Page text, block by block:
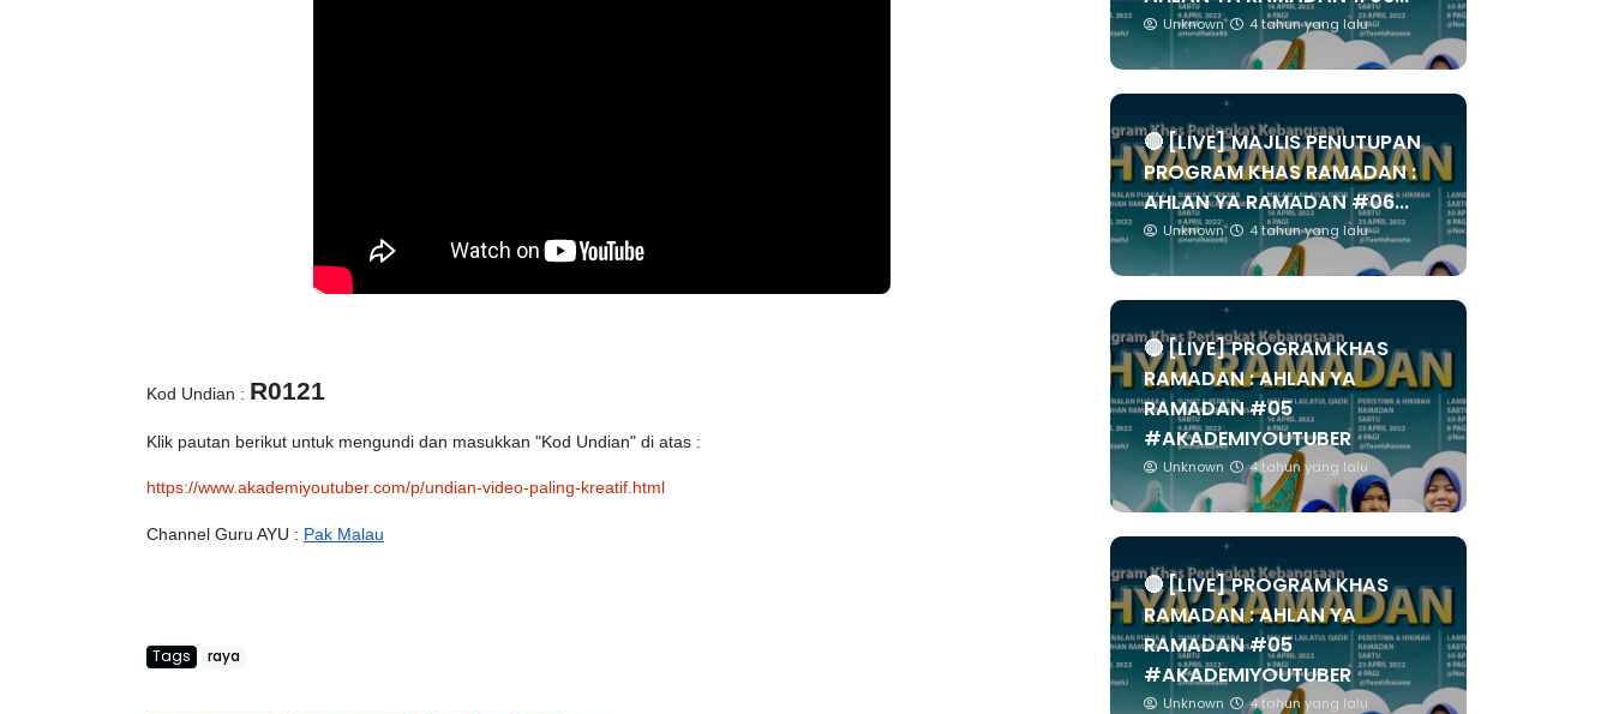
Kod Undian : R0121
Klik pautan berikut untuk mengundi dan masukkan "Kod Undian" di atas :
https://www.akademiyoutuber.com/p/undian-video-paling-kreatif.html
Channel Guru AYU : Pak Malau
Tags raya
Unknown 4 tahun yang lalu
🔴 [LIVE] MAJLIS PENUTUPAN
PROGRAM KHAS RAMADAN :
AHLAN YA RAMADAN #06...
Unknown 4 tahun yang lalu
🔴 [LIVE] PROGRAM KHAS
RAMADAN : AHLAN YA
RAMADAN #05
#AKADEMIYOUTUBER
Unknown 4 tahun yang lalu
🔴 [LIVE] PROGRAM KHAS
RAMADAN : AHLAN YA
RAMADAN #05
#AKADEMIYOUTUBER
Unknown 4 tahun yang lalu